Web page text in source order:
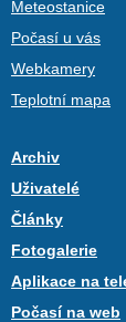
Meteostanice
Počasí u vás
Webkamery
Teplotní mapa
Archiv
Uživatelé
Články
Fotogalerie
Aplikace na
Počasí na web